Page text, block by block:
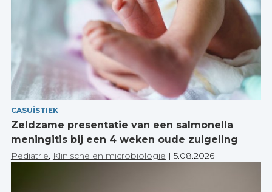
CASUÏSTIEK
Zeldzame presentatie van een salmonella
meningitis bij een 4 weken oude zuigeling
Pediatrie, Klinische en microbiologie | 5.08.2026